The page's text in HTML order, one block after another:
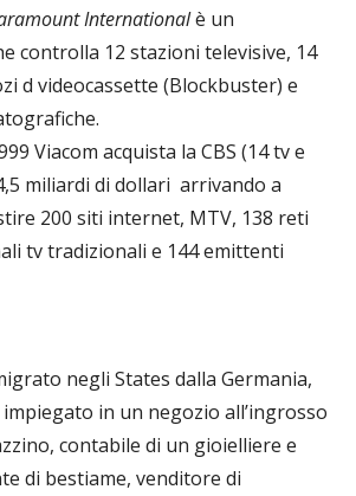
Internationalè un
controlla 12 stazioni televisive, 14
d videocassette (Blockbuster) e
Viacom acquista la CBS (14 tv e
miliardi di dollari arrivando a
200 siti internet, MTV, 138 reti
tv tradizionali e 144 emittenti
negli States dalla Germania,
in un negozio all’ingrosso
contabile di un gioielliere e
di bestiame, venditore di